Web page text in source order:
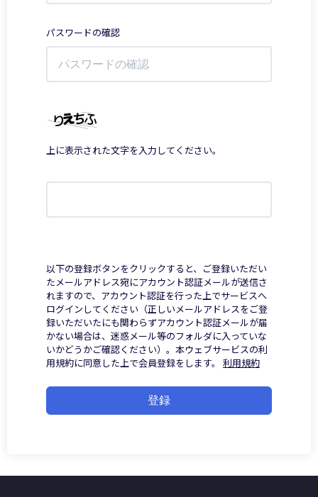
パスワードの確認
上に表示された文字を入力してください。
以下の登録ボタンをクリックすると、ご登録いただい
たメールアドレス宛にアカウント認証メールが送信さ
れますので、アカウント認証を行った上でサービスへ
ログインしてください（正しいメールアドレスをご登
録いただいたにも関わらずアカウント認証メールが届
かない場合は、迷惑メール等のフォルダに入っていな
いかどうかご確認ください）。本ウェブサービスの利
用規約に同意した上で会員登録をします。 利用規約
登録